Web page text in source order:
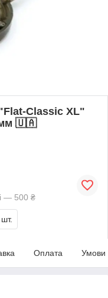
Classic XL"
🇺🇦
— 500 ₴
Оплата Умови